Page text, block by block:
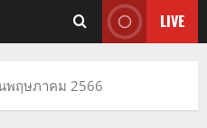
LIVE
พฤษภาคม 2566